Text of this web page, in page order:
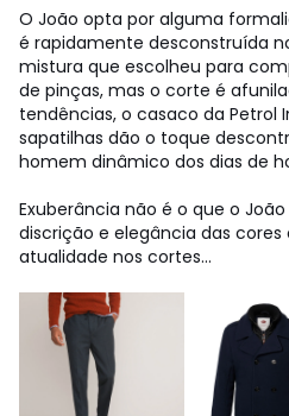
O João opta por alguma
é rapidamente desconstruída
mistura que escolheu para
de pinças, mas o corte é
tendências, o casaco da Petrol
sapatilhas dão o toque
homem dinâmico dos dias de
Exuberância não é o que o
discrição e elegância das
atualidade nos cortes...